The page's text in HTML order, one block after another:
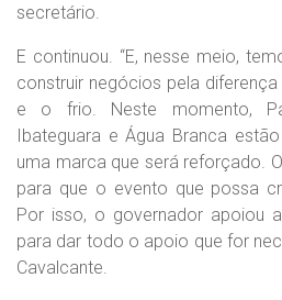
secretário.
E continuou. “E, nesse meio,
construir negócios pela
e o frio. Neste momento,
Ibateguara e Água Branca
uma marca que será reforçado.
para que o evento que possa
Por isso, o governador apoiou
para dar todo o apoio que for
Cavalcante.